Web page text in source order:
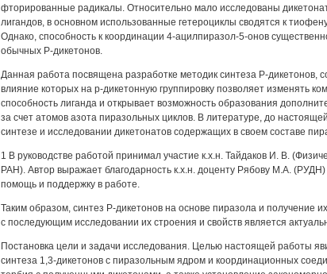
фторированные радикалы. Относительно мало исследованы
лигандов, в основном использованные гетероциклы сводятся к
Однако, способность к координации 4-ацилпиразол-5-онов
обычных Р-дикетонов.
Данная работа посвящена разработке методик синтеза Р-дикетонов,
влияние которых на р-дикетонную группировку позволяет изменять
способность лиганда и открывает возможность образования
за счет атомов азота пиразольных циклов. В литературе, до
синтезе и исследовании дикетонатов содержащих в своем составе
1 В руководстве работой принимал участие к.х.н. Тайдаков И. В.
РАН). Автор выражает благодарность к.х.н. доценту Рябову М.А.
помощь и поддержку в работе.
Таким образом, синтез Р-дикетонов на основе пиразола и получение
с последующим исследовании их строения и свойств является
Постановка цели и задачи исследования. Целью настоящей работы
синтеза 1,3-дикетонов с пиразольным ядром и координационных